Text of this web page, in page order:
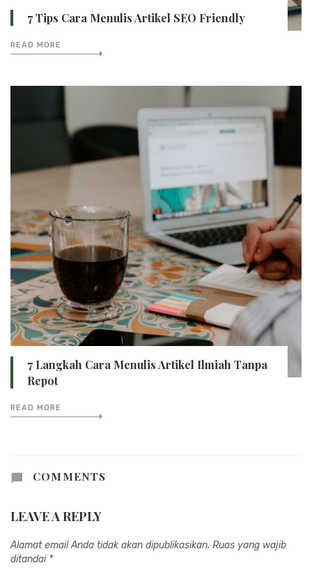
7 Tips Cara Menulis Artikel SEO Friendly
READ MORE
7 Langkah Cara Menulis Artikel Ilmiah Tanpa
Repot
READ MORE
COMMENTS
LEAVE A REPLY
Alamat email Anda tidak akan dipublikasikan. Ruas yang wajib
ditandai *